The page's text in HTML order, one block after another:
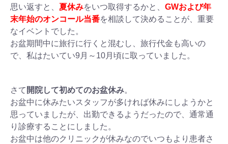
思い返すと、 夏休みをいつ取得するかと、 GWおよび年
末年始のオンコール当番を相談して決めることが、重要
なイベントでした。
お盆期間中に旅行に行くと混むし、旅行代金も高いの
で、私はたいてい9月～10月頃に取っていました。
さて 開院して初めてのお盆休み。
お盆中に休みたいスタッフが多ければ休みにしようかと
思っていましたが、出勤できるようだったので、通常通
り診療することにしました。
お盆中は他のクリニックが休みなのでいつもより患者さ